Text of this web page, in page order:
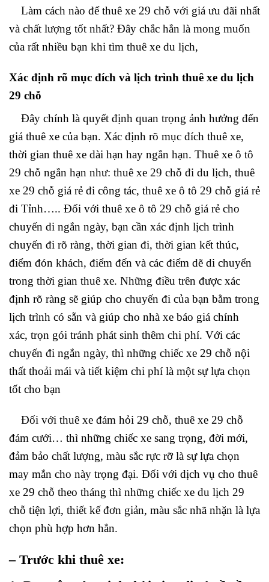
Làm cách nào để thuê xe 29 chỗ với giá ưu đãi nhất
và chất lượng tốt nhất? Đây chắc hẳn là mong muốn
của rất nhiều bạn khi tìm thuê xe du lịch,
Xác định rõ mục đích và lịch trình thuê xe du lịch
29 chỗ
Đây chính là quyết định quan trọng ảnh hưởng đến
giá thuê xe của bạn. Xác định rõ mục đích thuê xe,
thời gian thuê xe dài hạn hay ngắn hạn. Thuê xe ô tô
29 chỗ ngắn hạn như: thuê xe 29 chỗ đi du lịch, thuê
xe 29 chỗ giá rẻ đi công tác, thuê xe ô tô 29 chỗ giá rẻ
đi Tỉnh….. Đối với thuê xe ô tô 29 chỗ giá rẻ cho
chuyến di ngắn ngày, bạn cần xác định lịch trình
chuyến đi rõ ràng, thời gian đi, thời gian kết thúc,
điểm đón khách, điểm đến và các điểm dẽ di chuyển
trong thời gian thuê xe. Những điều trên được xác
định rõ ràng sẽ giúp cho chuyến đi của bạn bằm trong
lịch trình có sẵn và giúp cho nhà xe báo giá chính
xác, trọn gói tránh phát sinh thêm chi phí. Với các
chuyến đi ngắn ngày, thì những chiếc xe 29 chỗ nội
thất thoải mái và tiết kiệm chi phí là một sự lựa chọn
tốt cho bạn
Đối với thuê xe đám hỏi 29 chỗ, thuê xe 29 chỗ
đám cưới… thì những chiếc xe sang trọng, đời mới,
đảm bảo chất lượng, màu sắc rực rỡ là sự lựa chọn
may mắn cho này trọng đại. Đối với dịch vụ cho thuê
xe 29 chỗ theo tháng thì những chiếc xe du lịch 29
chỗ tiện lợi, thiết kế đơn giản, màu sắc nhã nhặn là lựa
chọn phù hợp hơn hẳn.
– Trước khi thuê xe: